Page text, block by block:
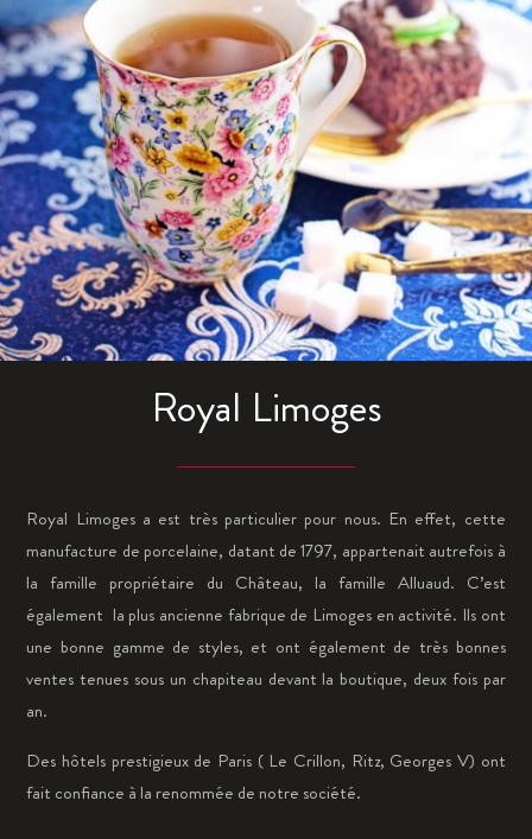
Royal Limoges
Royal Limoges a est très particulier pour nous. En effet, cette
manufacture de porcelaine, datant de 1797, appartenait autrefois à
la famille propriétaire du Château, la famille Alluaud. C’est
également la plus ancienne fabrique de Limoges en activité. Ils ont
une bonne gamme de styles, et ont également de très bonnes
ventes tenues sous un chapiteau devant la boutique, deux fois par
an.
Des hôtels prestigieux de Paris ( Le Crillon, Ritz, Georges V) ont
fait confiance à la renommée de notre société.